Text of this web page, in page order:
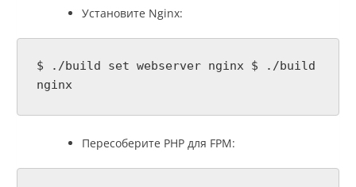
Установите Nginx:
$ ./build set webserver nginx $ ./build
nginx
Пересоберите PHP для FPM: